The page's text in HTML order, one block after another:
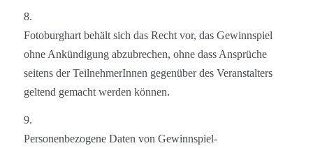
8.
Fotoburghart behält sich das Recht vor, das Gewinnspiel
ohne Ankündigung abzubrechen, ohne dass Ansprüche
seitens der TeilnehmerInnen gegenüber des Veranstalters
geltend gemacht werden können.
9.
Personenbezogene Daten von Gewinnspiel-